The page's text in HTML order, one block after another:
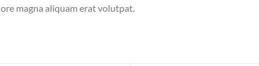
magna aliquam erat volutpat.